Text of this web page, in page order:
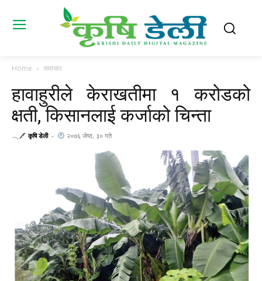
Home समाचार
हावाहुरीले केराखतीमा १ करोडको
क्षती, किसानलाई कर्जाको चिन्ता
𓂃🖊 कृषि डेली - २०७६ जेष्ठ, ३० गते